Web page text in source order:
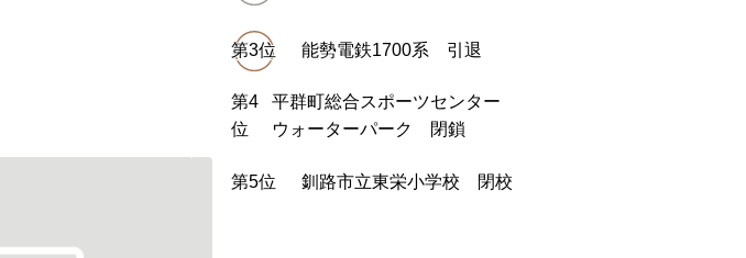
能勢電鉄1700系 引退
平群町総合スポーツセンター
ウォーターパーク 閉鎖
釧路市立東栄小学校 閉校